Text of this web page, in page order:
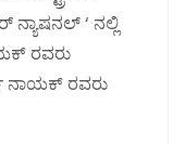
‘ ನಲ್ಲಿ
ರವರು
ನಾಯಕ್ ರವರು